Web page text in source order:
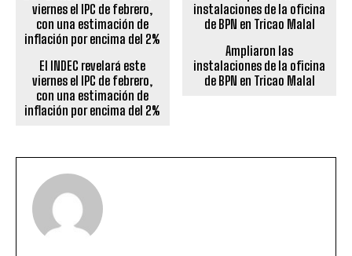
El INDEC revelará este
viernes el IPC de febrero,
con una estimación de
inflación por encima del 2%
Ampliaron las
instalaciones de la oficina
de BPN en Tricao Malal